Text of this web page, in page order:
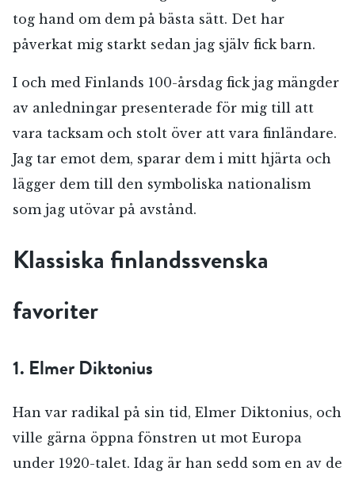
tog hand om dem på bästa sätt. Det har
påverkat mig starkt sedan jag själv fick barn.
I och med Finlands 100-årsdag fick jag mängder
av anledningar presenterade för mig till att
vara tacksam och stolt över att vara finländare.
Jag tar emot dem, sparar dem i mitt hjärta och
lägger dem till den symboliska nationalism
som jag utövar på avstånd.
Klassiska finlandssvenska
favoriter
1. Elmer Diktonius
Han var radikal på sin tid, Elmer Diktonius, och
ville gärna öppna fönstren ut mot Europa
under 1920-talet. Idag är han sedd som en av de